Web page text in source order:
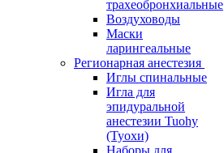
трахеобронхиальные
Воздуховоды
Маски
ларингеальные
Регионарная анестезия
Иглы спинальные
Игла для
эпидуральной
анестезии Tuohy
(Туохи)
Наборы для